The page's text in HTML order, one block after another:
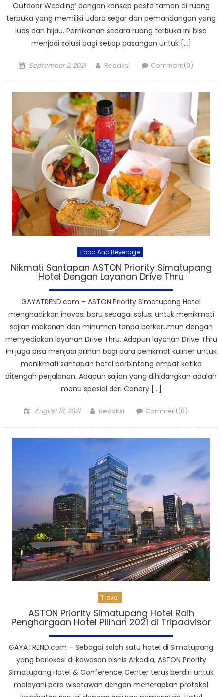
Outdoor Wedding’ dengan konsep pesta taman di ruang
terbuka yang memiliki udara segar dan pemandangan yang
luas dan hijau. Pernikahan secara ruang terbuka ini bisa
menjadi solusi bagi setiap pasangan untuk […]
Posted
September 2, 2021 Author
Redaksi Comment(0)
Food And Beverage
Nikmati Santapan ASTON Priority Simatupang
Hotel Dengan Layanan Drive Thru
GAYATREND.com – ASTON Priority Simatupang Hotel
menghadirkan inovasi baru sebagai solusi untuk menikmati
sajian makanan dan minuman tanpa berkerumun dengan
menyediakan layanan Drive Thru. Adapun layanan Drive Thru
ini juga bisa menjadi pilihan bagi para penikmat kuliner untuk
menikmati santapan hotel berbintang empat ketika
ditengah perjalanan. Adapun sajian yang dihidangkan adalah
menu spesial dari Canary […]
Posted
August 18, 2021 Author
Redaksi Comment(0)
Travel
ASTON Priority Simatupang Hotel Raih
Penghargaan Hotel Pilihan 2021 di Tripadvisor
GAYATREND.com – Sebagai salah satu hotel di Simatupang
yang berlokasi di kawasan bisnis Arkadia, ASTON Priority
Simatupang Hotel & Conference Center terus berdiri untuk
melayani para wisatawan dengan menerapkan protokol